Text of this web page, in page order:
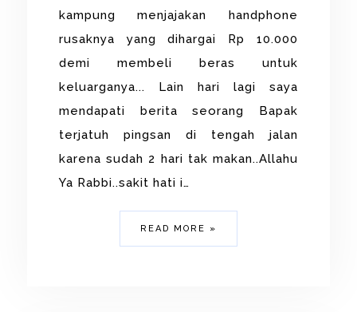
kampung menjajakan handphone
rusaknya yang dihargai Rp 10.000
demi membeli beras untuk
keluarganya... Lain hari lagi saya
mendapati berita seorang Bapak
terjatuh pingsan di tengah jalan
karena sudah 2 hari tak makan..Allahu
Ya Rabbi..sakit hati i…
READ MORE »